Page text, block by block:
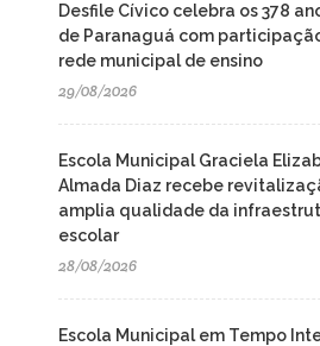
Desfile Cívico celebra os 378
de Paranaguá com
rede municipal de ensino
29/08/2026
Escola Municipal Graciela
Almada Diaz recebe
amplia qualidade da
escolar
28/08/2026
Escola Municipal em Tempo